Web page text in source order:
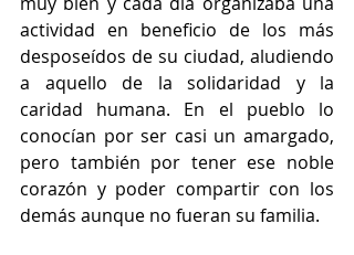
actividad en beneficio de los más
desposeídos de su ciudad, aludiendo
a aquello de la solidaridad y la
caridad humana. En el pueblo lo
conocían por ser casi un amargado,
pero también por tener ese noble
corazón y poder compartir con los
demás aunque no fueran su familia.